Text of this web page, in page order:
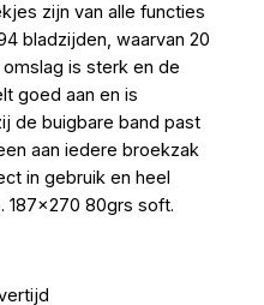
zijn van alle functies
bladzijden, waarvan 20
is sterk en de
goed aan en is
de buigbare band past
aan iedere broekzak
in gebruik en heel
187×270 80grs soft.